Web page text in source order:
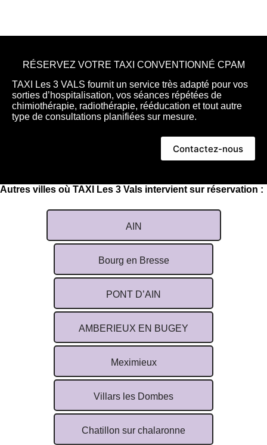
RÉSERVEZ VOTRE TAXI CONVENTIONNÉ CPAM
TAXI Les 3 VALS fournit un service très adapté pour vos
sorties d’hospitalisation, vos séances répétées de
chimiothérapie, radiothérapie, rééducation et tout autre
type de consultations planifiées sur mesure.
Contactez-nous
Autres villes où TAXI Les 3 Vals intervient sur réservation :
AIN
Bourg en Bresse
PONT D’AIN
AMBERIEUX EN BUGEY
Meximieux
Villars les Dombes
Chatillon sur chalaronne